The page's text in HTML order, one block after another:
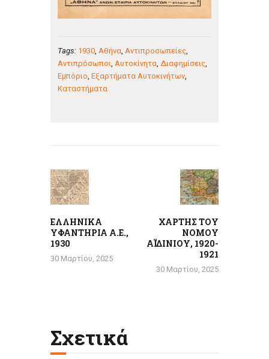
Tags: 1930, Αθήνα, Αντιπροσωπείες,
Αντιπρόσωποι, Αυτοκίνητα, Διαφημίσεις,
Εμπόριο, Εξαρτήματα Αυτοκινήτων,
Καταστήματα
άρθρων
ΕΛΛΗΝΙΚΑ
ΥΦΑΝΤΗΡΙΑ Α.Ε.,
1930
30 Μαρτίου, 2025
ΧΑΡΤΗΣ ΤΟΥ
ΝΟΜΟΥ
ΑΪΔΙΝΙΟΥ, 1920-
1921
30 Μαρτίου, 2025
Σχετικά